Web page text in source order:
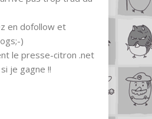
en dofollow et
)
le presse-citron .net
je gagne !!